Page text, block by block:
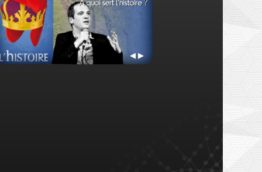
Georges Vigarello
Je bouge donc je suis !
Jean Harambat
◀▶